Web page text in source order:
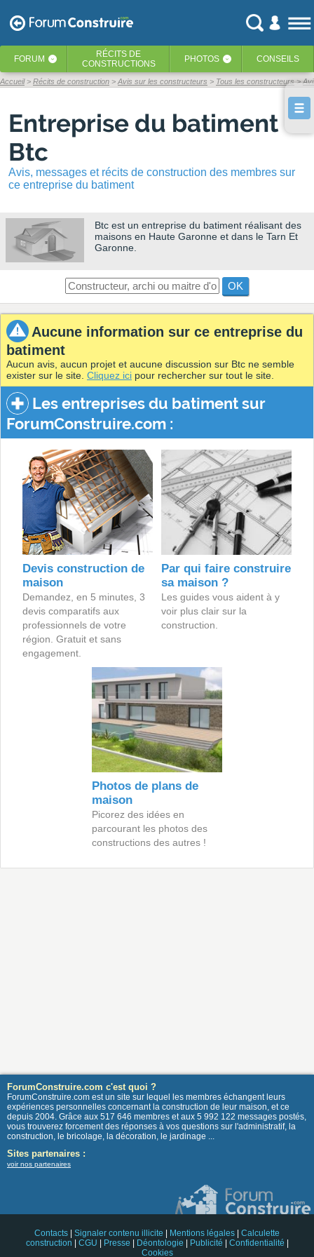
FORUM ‹ RÉCITS DE
CONSTRUCTIONS
PHOTOS ‹ CONSEILS
Accueil Récits de construction Avis sur les constructeurs Tous les constructeurs
Entreprise du batiment
Btc
Avis, messages et récits de construction des membres sur
ce entreprise du batiment
Btc est un entreprise du batiment réalisant des
maisons en Haute Garonne et dans le Tarn Et
Garonne.
OK
Aucune information sur ce entreprise du
batiment
Aucun avis, aucun projet et aucune discussion sur Btc ne semble
exister sur le site. Cliquez ici pour rechercher sur tout le site.
Les entreprises du batiment sur
ForumConstruire.com :
Devis construction de
maison
Demandez, en 5 minutes, 3
devis comparatifs aux
professionnels de votre
région. Gratuit et sans
engagement.
Par qui faire construire
sa maison ?
Les guides vous aident à y
voir plus clair sur la
construction.
Photos de plans de
maison
Picorez des idées en
parcourant les photos des
constructions des autres !
ForumConstruire.com c'est quoi ?
ForumConstruire.com est un site sur lequel les membres échangent leurs
expériences personnelles concernant la construction de leur maison, et ce
depuis 2004. Grâce aux 517 646 membres et aux 5 992 122 messages postés,
vous trouverez forcement des réponses à vos questions sur l'administratif, la
construction, le bricolage, la décoration, le jardinage ...
Sites partenaires :
voir nos partenaires
Contacts Signaler contenu illicite Mentions légales
Calculette
construction
CGU Presse Déontologie Publicité Confidentialité
Cookies